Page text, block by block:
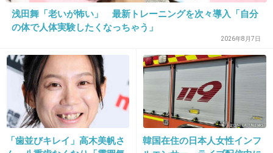
だからって実名で公表するんかいw
+23
19. 匿名 2018/01/08(月) 09:34:24
わろてんかに出てる兵藤
+101 -11
浅田舞「老いが怖い」 最新トレーニングを次々導入「自分
の体で人体実験したくなっちゃう」
2026年8月7日
「歯並びキレイ」高木美帆さ
韓国在住の日本人女性インフ